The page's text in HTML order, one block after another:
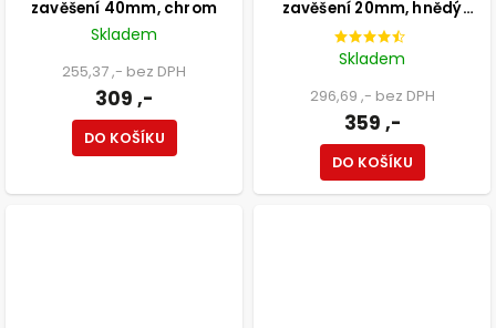
zavěšení 40mm, chrom
Skladem
255,37 ,- bez DPH
309 ,-
DO KOŠÍKU
zavěšení 20mm, hnědý
antik
Skladem
296,69 ,- bez DPH
359 ,-
DO KOŠÍKU